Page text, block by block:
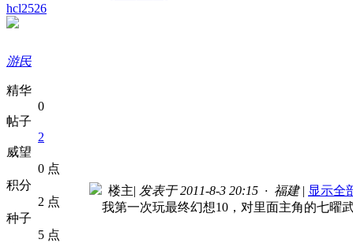
hcl2526
游民
精华
0
帖子
2
威望
0 点
积分
2 点
种子
5 点
楼主| 发表于 2011-8-3 20:15 · 福建 | 显示全
我第一次玩最终幻想10，对里面主角的七曜